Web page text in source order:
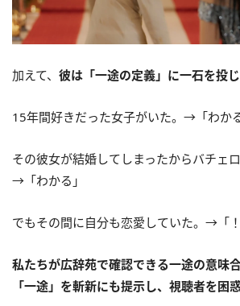
加えて、 彼は「一途の定義」に一石を投じ
15年間好きだった女子がいた。→「わかる
その彼女が結婚してしまったからバチェロ
→「わかる」
でもその間に自分も恋愛していた。→「！
私たちが広辞苑で確認できる一途の意味
「一途」を斬新にも提示し、視聴者を困